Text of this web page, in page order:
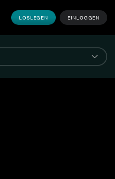
LOSLEGEN EINLOGGEN